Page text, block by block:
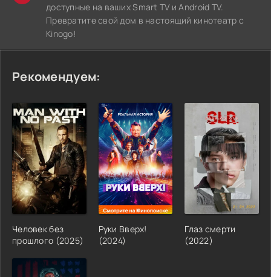
доступные на ваших Smart TV и Android TV.
Превратите свой дом в настоящий кинотеатр с
Kinogo!
Рекомендуем:
Человек без
прошлого (2025)
Руки Вверх!
(2024)
Глаз смерти
(2022)